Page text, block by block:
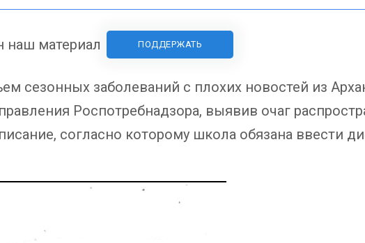
наш материал ПОДДЕРЖАТЬ
сезонных заболеваний с плохих новостей из
Роспотребнадзора, выявив очаг
согласно которому школа обязана ввести